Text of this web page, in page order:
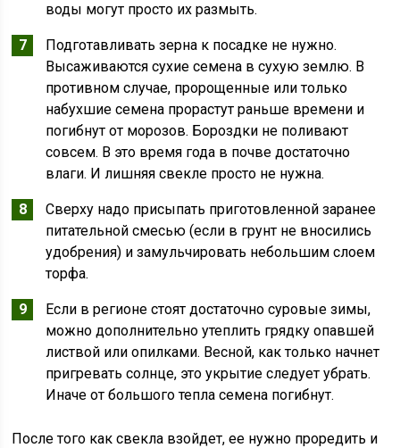
воды могут просто их размыть.
Подготавливать зерна к посадке не нужно.
Высаживаются сухие семена в сухую землю. В
противном случае, пророщенные или только
набухшие семена прорастут раньше времени и
погибнут от морозов. Бороздки не поливают
совсем. В это время года в почве достаточно
влаги. И лишняя свекле просто не нужна.
Сверху надо присыпать приготовленной заранее
питательной смесью (если в грунт не вносились
удобрения) и замульчировать небольшим слоем
торфа.
Если в регионе стоят достаточно суровые зимы,
можно дополнительно утеплить грядку опавшей
листвой или опилками. Весной, как только начнет
пригревать солнце, это укрытие следует убрать.
Иначе от большого тепла семена погибнут.
После того как свекла взойдет, ее нужно проредить и